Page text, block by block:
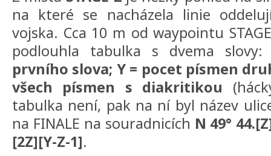
na které se nacházela linie
vojska. Cca 10 m od waypointu
podlouhla tabulka s dvema
prvního slova; Y = pocet písmen
všech písmen s diakritikou
tabulka není, pak na ní byl název
na FINALE na souradnicích N 49°
[2Z][Y-Z-1].